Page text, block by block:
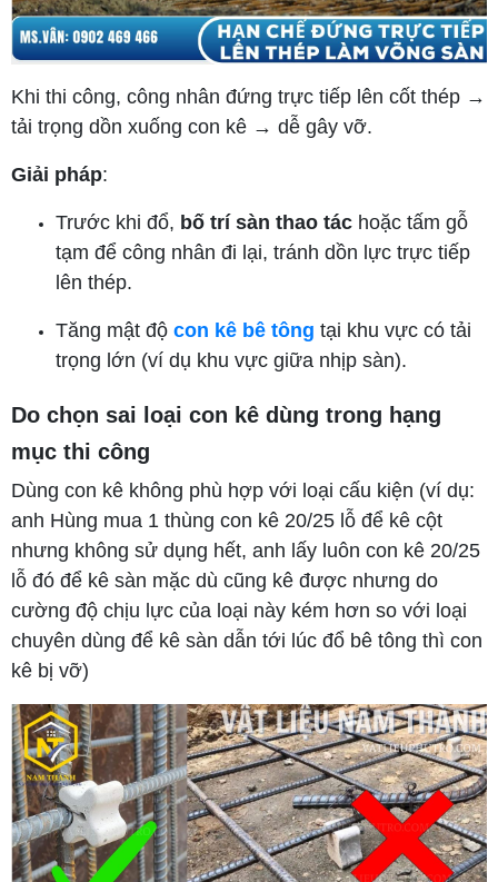
Khi thi công, công nhân đứng trực tiếp lên cốt thép →
tải trọng dồn xuống con kê → dễ gây vỡ.
Giải pháp:
Trước khi đổ, bố trí sàn thao tác hoặc tấm gỗ
tạm để công nhân đi lại, tránh dồn lực trực tiếp
lên thép.
Tăng mật độ con kê bê tông tại khu vực có tải
trọng lớn (ví dụ khu vực giữa nhịp sàn).
Do chọn sai loại con kê dùng trong hạng
mục thi công
Dùng con kê không phù hợp với loại cấu kiện (ví dụ:
anh Hùng mua 1 thùng con kê 20/25 lỗ để kê cột
nhưng không sử dụng hết, anh lấy luôn con kê 20/25
lỗ đó để kê sàn mặc dù cũng kê được nhưng do
cường độ chịu lực của loại này kém hơn so với loại
chuyên dùng để kê sàn dẫn tới lúc đổ bê tông thì con
kê bị vỡ)